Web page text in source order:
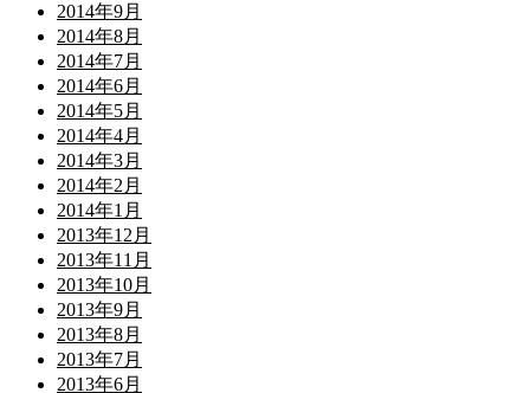
2014年9月
2014年8月
2014年7月
2014年6月
2014年5月
2014年4月
2014年3月
2014年2月
2014年1月
2013年12月
2013年11月
2013年10月
2013年9月
2013年8月
2013年7月
2013年6月